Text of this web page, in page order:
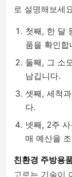
로 설명해보세
첫째, 한 달
품을 확인합
둘째, 그 소
남깁니다.
셋째, 세척
다.
넷째, 2주
매 예산을
친환경 주방용
고르는 기술이